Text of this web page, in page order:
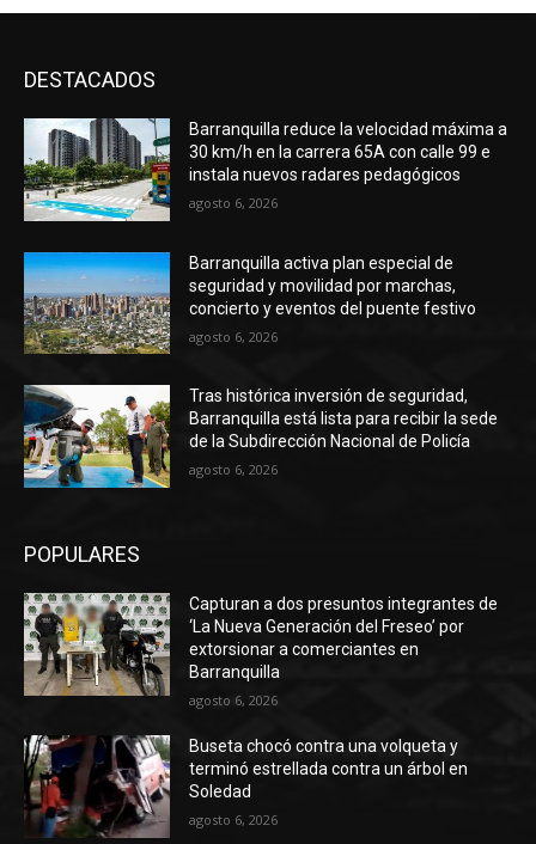
DESTACADOS
Barranquilla reduce la velocidad máxima a
30 km/h en la carrera 65A con calle 99 e
instala nuevos radares pedagógicos
agosto 6, 2026
Barranquilla activa plan especial de
seguridad y movilidad por marchas,
concierto y eventos del puente festivo
agosto 6, 2026
Tras histórica inversión de seguridad,
Barranquilla está lista para recibir la sede
de la Subdirección Nacional de Policía
agosto 6, 2026
POPULARES
Capturan a dos presuntos integrantes de
‘La Nueva Generación del Freseo’ por
extorsionar a comerciantes en
Barranquilla
agosto 6, 2026
Buseta chocó contra una volqueta y
terminó estrellada contra un árbol en
Soledad
agosto 6, 2026